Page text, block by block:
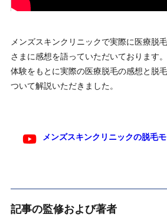
メンズスキンクリニックで実際に医療脱
さまに感想を語っていただいております。
体験をもとに実際の医療脱毛の感想と脱
ついて解説いただきました。
メンズスキンクリニックの脱毛
記事の監修および著者